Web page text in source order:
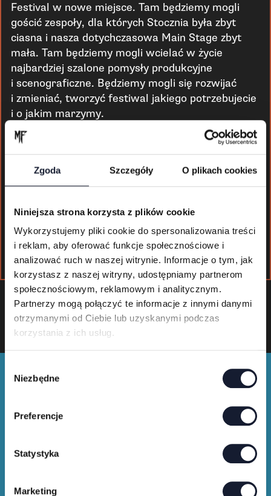
Zgoda Szczegóły O plikach cookies
Niniejsza strona korzysta z plików cookie
Wykorzystujemy pliki cookie do spersonalizowania treści
i reklam, aby oferować funkcje społecznościowe i
analizować ruch w naszej witrynie. Informacje o tym, jak
korzystasz z naszej witryny, udostępniamy partnerom
społecznościowym, reklamowym i analitycznym.
Partnerzy mogą połączyć te informacje z innymi danymi
otrzymanymi od Ciebie lub uzyskanymi podczas
korzystania z ich usług.
Niezbędne
Preferencje
Statystyka
Marketing
Festival w nowe miejsce. Tam będziemy mogli
gościć zespoły, dla których Stocznia była zbyt
ciasna i nasza dotychczasowa Main Stage zbyt
mała. Tam będziemy mogli wcielać w życie
najbardziej szalone pomysły produkcyjne
i scenograficzne. Będziemy mogli się rozwijać
i zmieniać, tworzyć festiwal jakiego potrzebujecie
i o jakim marzymy.
Mystic Festival 2027 odbędzie się od 10 do 12
czerwca w Gdańsku, Letnicy, na błoniach Polsat
Plus Areny Gdańsk.
Kup bilety na festiwal
Merch shop